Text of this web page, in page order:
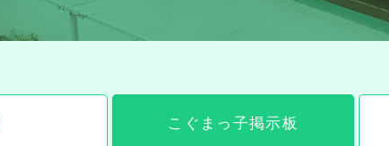
こぐまっ子掲示板